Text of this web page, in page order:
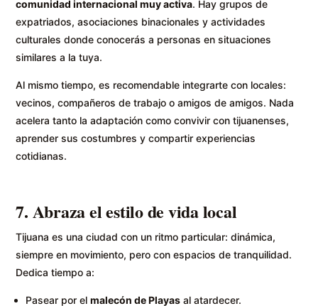
comunidad internacional muy activa. Hay grupos de
expatriados, asociaciones binacionales y actividades
culturales donde conocerás a personas en situaciones
similares a la tuya.
Al mismo tiempo, es recomendable integrarte con locales:
vecinos, compañeros de trabajo o amigos de amigos. Nada
acelera tanto la adaptación como convivir con tijuanenses,
aprender sus costumbres y compartir experiencias
cotidianas.
7. Abraza el estilo de vida local
Tijuana es una ciudad con un ritmo particular: dinámica,
siempre en movimiento, pero con espacios de tranquilidad.
Dedica tiempo a:
Pasear por elmalecón de Playas al atardecer.